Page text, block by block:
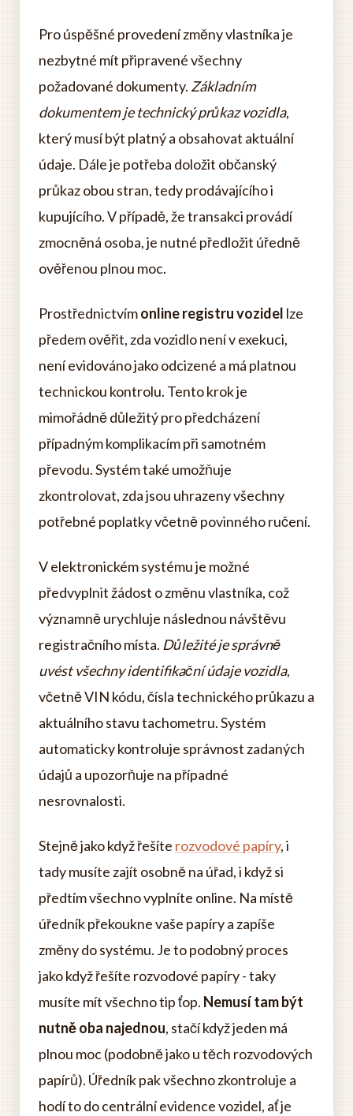
Pro úspěšné provedení změny vlastníka je
nezbytné mít připravené všechny
požadované dokumenty. Základním
dokumentem je technický průkaz vozidla,
který musí být platný a obsahovat aktuální
údaje. Dále je potřeba doložit občanský
průkaz obou stran, tedy prodávajícího i
kupujícího. V případě, že transakci provádí
zmocněná osoba, je nutné předložit úředně
ověřenou plnou moc.
Prostřednictvímonline registru vozidel lze
předem ověřit, zda vozidlo není v exekuci,
není evidováno jako odcizené a má platnou
technickou kontrolu. Tento krok je
mimořádně důležitý pro předcházení
případným komplikacím při samotném
převodu. Systém také umožňuje
zkontrolovat, zda jsou uhrazeny všechny
potřebné poplatky včetně povinného ručení.
V elektronickém systému je možné
předvyplnit žádost o změnu vlastníka, což
významně urychluje následnou návštěvu
registračního místa. Důležité je správně
uvést všechny identifikační údaje vozidla,
včetně VIN kódu, čísla technického průkazu a
aktuálního stavu tachometru. Systém
automaticky kontroluje správnost zadaných
údajů a upozorňuje na případné
nesrovnalosti.
Stejně jako když řešíte rozvodové papíry, i
tady musíte zajít osobně na úřad, i když si
předtím všechno vyplníte online. Na místě
úředník překoukne vaše papíry a zapíše
změny do systému. Je to podobný proces
jako když řešíte rozvodové papíry - taky
musíte mít všechno tip ťop. Nemusí tam být
nutně oba najednou, stačí když jeden má
plnou moc (podobně jako u těch rozvodových
papírů). Úředník pak všechno zkontroluje a
hodí to do centrální evidence vozidel, ať je